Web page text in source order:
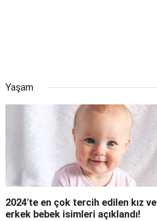
Yaşam
2024'te en çok tercih edilen kız ve
erkek bebek isimleri açıklandı!